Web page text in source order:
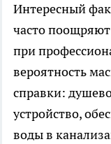
Интересный
часто поощряют
при
вероятность
справки:
устройство,
воды в